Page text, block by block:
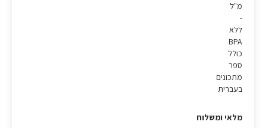
מ"ל
ללא
BPA
כולל
ספר
מתכונים
בעברית
מלאי ומשלוח